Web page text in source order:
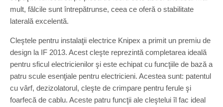
mult, fălcile sunt întrepătrunse, ceea ce oferă o stabilitate
laterală excelentă.
Cleştele pentru instalaţii electrice Knipex a primit un premiu de
design la IF 2013. Acest cleşte reprezintă completarea ideală
pentru sficul electricienilor şi este echipat cu funcţiile de bază a
patru scule esenţiale pentru electricieni. Acestea sunt: patentul
cu vârf, dezizolatorul, cleşte de crimpare pentru ferule şi
foarfecă de cablu. Aceste patru funcţii ale cleştelui îl fac ideal